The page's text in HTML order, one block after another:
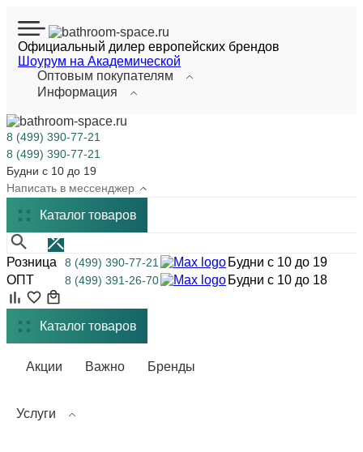
Официальный дилер европейских брендов
Шоурум на Академической
Оптовым покупателям
Информация
8 (499) 390-77-21
8 (499) 390-77-21
Будни с 10 до 19
Написать в мессенджер
Каталогтоваров
Розница 8 (499) 390-77-21
Будни с 10 до 19
ОПТ
8 (499) 391-26-70 Будни с 10 до 18
Каталог товаров
Акции Важно Бренды
Услуги